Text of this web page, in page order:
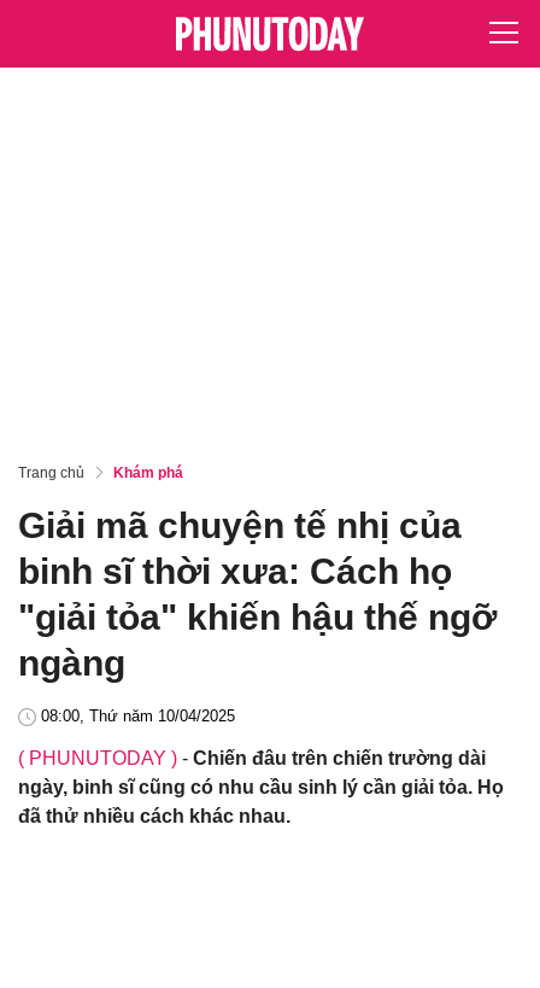
Trang chủ Khám phá
Giải mã chuyện tế nhị của
binh sĩ thời xưa: Cách họ
"giải tỏa" khiến hậu thế ngỡ
ngàng
08:00, Thứ năm 10/04/2025
( PHUNUTODAY ) - Chiến đâu trên chiến trường dài
ngày, binh sĩ cũng có nhu cầu sinh lý cần giải tỏa. Họ
đã thử nhiều cách khác nhau.